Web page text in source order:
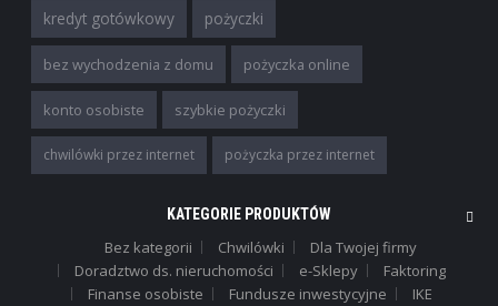
kredyt gotówkowy pożyczki
bez wychodzenia z domu pożyczka online
konto osobiste szybkie pożyczki
chwilówki przez internet pożyczka przez internet
KATEGORIE PRODUKTÓW
Bez kategorii Chwilówki
Dla Twojej firmy
Doradztwo ds. nieruchomości
e-Sklepy
Faktoring
Finanse osobiste
Fundusze inwestycyjne
IKE